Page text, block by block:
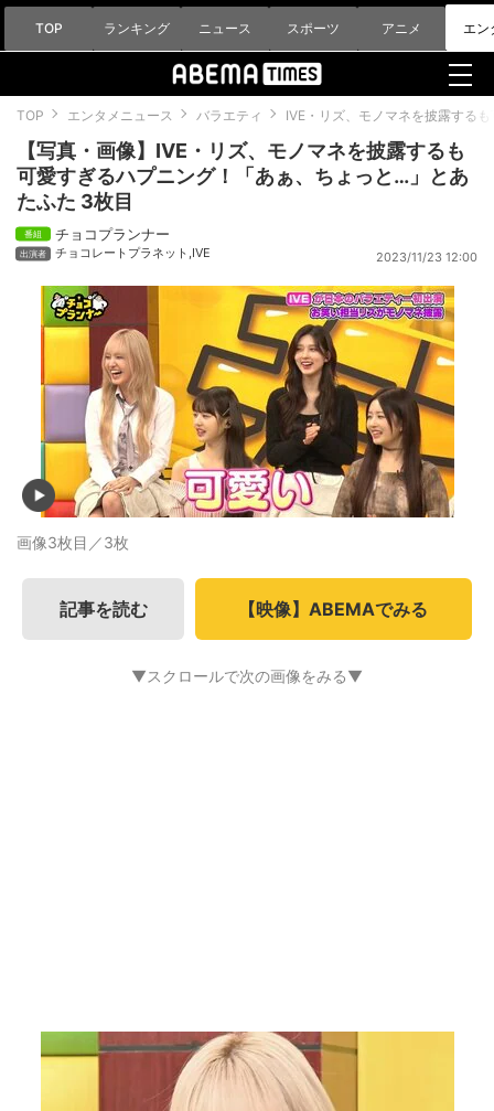
TOP ランキング ニュース スポーツ アニメ エン
TOP エンタメニュース バラエティ IVE・リズ、モノマネを披露する
【写真・画像】IVE・リズ、モノマネを披露するも
可愛すぎるハプニング！「あぁ、ちょっと…」とあ
たふた 3枚目
チョコプランナー
チョコレートプラネット ,IVE 2023/11/23 12:00
画像3枚目／3枚
記事を読む 【映像】ABEMAでみる
▼スクロールで次の画像をみる▼